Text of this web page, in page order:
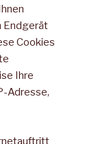
Endgerät
Cookies
Ihre
Adresse,